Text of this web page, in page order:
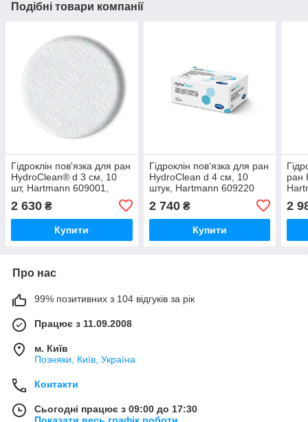
Подібні товари компанії
Гідроклін пов'язка для ран
HydroClean® d 3 см, 10
шт, Hartmann 609001,
2 630 ₴
Купити
Гідроклін пов'язка для ран
HydroClean d 4 см, 10
штук, Hartmann 609220
2 740₴
Купити
ран
2
Про нас
99% позитивних з 104 відгуків за рік
Працює з 11.09.2008
м. Київ
Позняки, Київ, Україна
Контакти
Сьогодні працює з 09:00 до 17:30